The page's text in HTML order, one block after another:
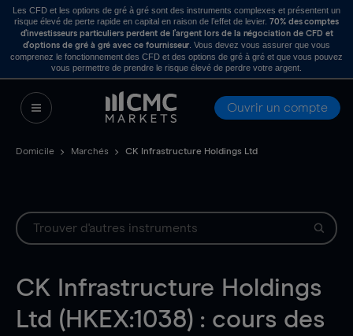
Les CFD et les options de gré à gré sont des instruments complexes et présentent un
risque élevé de perte rapide en capital en raison de l’effet de levier. 70% des comptes
d’investisseurs particuliers perdent de l’argent lors de la négociation de CFD et
d’options de gré à gré avec ce fournisseur . Vous devez vous assurer que vous
comprenez le fonctionnement des CFD et des options de gré à gré et que vous pouvez
vous permettre de prendre le risque élevé de perdre votre argent.
Ouvrir un compte
Domicile Marchés CK Infrastructure Holdings Ltd
CK Infrastructure Holdings
Ltd (HKEX:1038) : cours des